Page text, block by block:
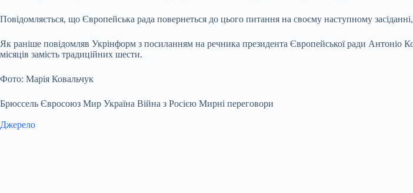
Повідомляється, що Європейська рада повернеться до цього питання на своєму наступному
Як раніше повідомляв Укрінформ з посиланням на речника президента Європейської ради
місяців замість традиційних шести.
Фото: Марія Ковальчук
Брюссель Євросоюз Мир Україна Війна з Росією Мирні переговори
Джерело